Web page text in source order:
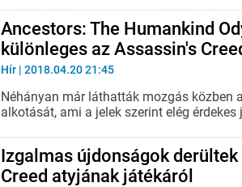
Ancestors: The Humankind
különleges az Assassin's
Hír | 2018.04.20 21:45
Néhányan már láthatták mozgás közben
alkotását, ami a jelek szerint elég érdekes
Izgalmas újdonságok
Creed atyjának játékáról